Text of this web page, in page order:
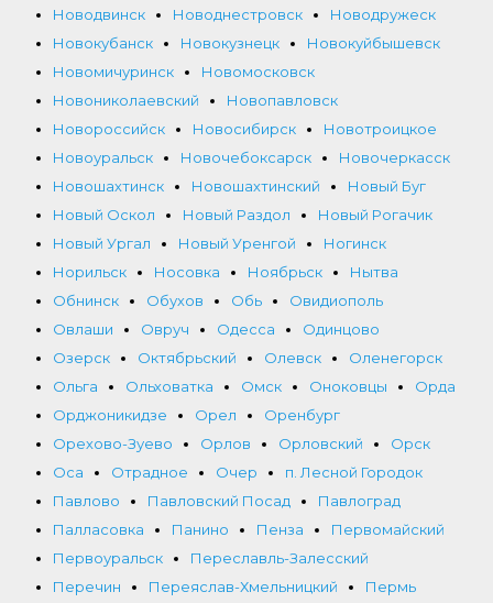
Новодвинск Новоднестровск
Новодружеск
Новокубанск
Новокузнецк
Новокуйбышевск
Новомичуринск
Новомосковск
Новониколаевский
Новопавловск
Новороссийск
Новосибирск
Новотроицкое
Новоуральск
Новочебоксарск
Новочеркасск
Новошахтинск
Новошахтинский
Новый Буг
Новый Оскол
Новый Раздол
Новый Рогачик
Новый Ургал
Новый Уренгой
Ногинск
Норильск
Носовка Ноябрьск
Нытва
Обнинск
Обухов Обь
Овидиополь
Овлаши
Овруч Одесса
Одинцово
Озерск
Октябрьский Олевск
Оленегорск
Ольга
Ольховатка Омск Оноковцы
Орда
Орджоникидзе
Орел
Оренбург
Орехово-Зуево
Орлов Орловский
Орск
Оса
Отрадное Очер
п. Лесной Городок
Павлово
Павловский Посад
Павлоград
Палласовка
Панино Пенза
Первомайский
Первоуральск
Переславль-Залесский
Перечин
Переяслав-Хмельницкий
Пермь